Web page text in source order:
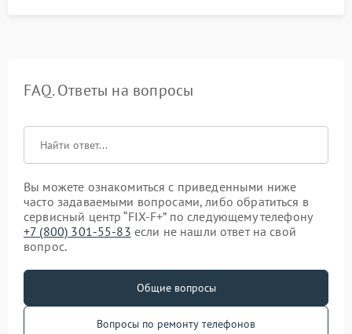
FAQ. Ответы на вопросы
Вы можете ознакомиться с приведенными ниже
часто задаваемыми вопросами, либо обратиться в
сервисный центр “FIX-F+” по следующему телефону
+7 (800) 301-55-83 если не нашли ответ на свой
вопрос.
Общие вопросы
Вопросы по ремонту телефонов